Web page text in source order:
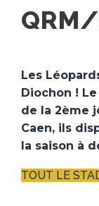
QRM/
Les
Diochon !
de la 2ème
Caen, ils
la saison à
TOUT LE